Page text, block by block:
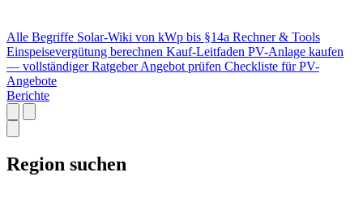
Alle Begriffe Solar-Wiki von kWp bis §14a Rechner & Tools
Einspeisevergütung berechnen Kauf-Leitfaden PV-Anlage kaufen
— vollständiger Ratgeber Angebot prüfen Checkliste für PV-
Angebote
Berichte
Region suchen